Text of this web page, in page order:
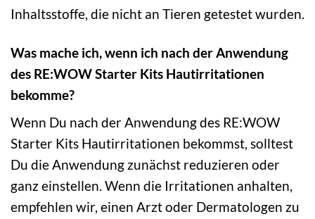
Inhaltsstoffe, die nicht an Tieren getestet wurden.
Was mache ich, wenn ich nach der Anwendung
des RE:WOW Starter Kits Hautirritationen
bekomme?
Wenn Du nach der Anwendung des RE:WOW
Starter Kits Hautirritationen bekommst, solltest
Du die Anwendung zunächst reduzieren oder
ganz einstellen. Wenn die Irritationen anhalten,
empfehlen wir, einen Arzt oder Dermatologen zu